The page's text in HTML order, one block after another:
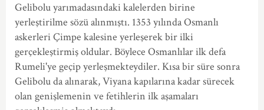
Gelibolu yarımadasındaki kalelerden birine
yerleştirilme sözü alınmıştı. 1353 yılında Osmanlı
askerleri Çimpe kalesine yerleşerek bir ilki
gerçekleştirmiş oldular. Böylece Osmanlılar ilk defa
Rumeli'ye geçip yerleşmekteydiler. Kısa bir süre sonra
Gelibolu da alınarak, Viyana kapılarına kadar sürecek
olan genişlemenin ve fetihlerin ilk aşamaları